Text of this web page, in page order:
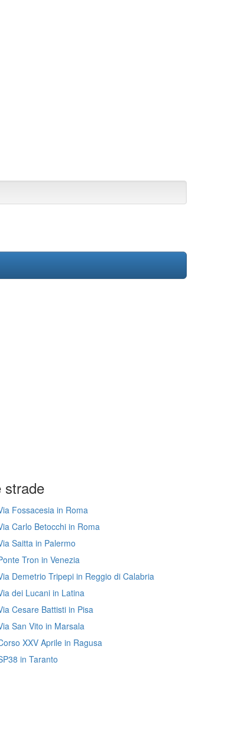
strade
Fossacesia in Roma
Carlo Betocchi in Roma
Saitta in Palermo
Tron in Venezia
Demetrio Tripepi in Reggio di Calabria
dei Lucani in Latina
Cesare Battisti in Pisa
San Vito in Marsala
XXV Aprile in Ragusa
in Taranto